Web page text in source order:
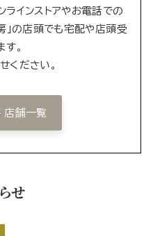
インストアやお電話での
」の店頭でも宅配や店頭受
す。
ください。
店舗一覧
せ